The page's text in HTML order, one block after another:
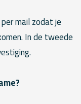
mail zodat je
In de tweede